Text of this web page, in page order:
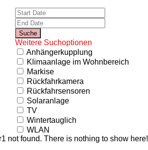
Weitere Suchoptionen
Anhängerkupplung
Klimaanlage im Wohnbereich
Markise
Rückfahrkamera
Rückfahrsensoren
Solaranlage
TV
Wintertauglich
WLAN
not found. There is nothing to show here!